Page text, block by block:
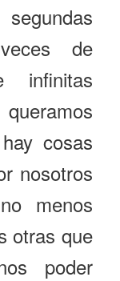
de
infinitas
cosas
nosotros
menos
otras que
poder